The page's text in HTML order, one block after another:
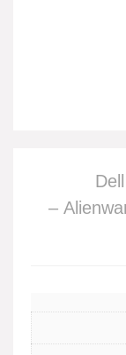
מחשב מותג שולחני ‎Dell
Alienware Aurora R15 AL-RD33-14134 –